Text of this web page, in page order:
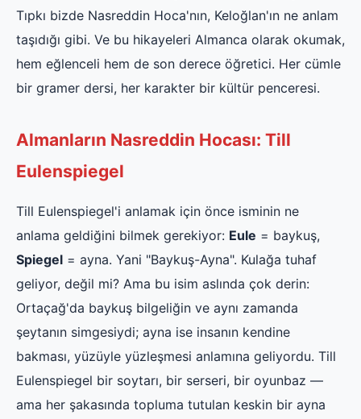
Tıpkı bizde Nasreddin Hoca'nın, Keloğlan'ın ne anlam
taşıdığı gibi. Ve bu hikayeleri Almanca olarak okumak,
hem eğlenceli hem de son derece öğretici. Her cümle
bir gramer dersi, her karakter bir kültür penceresi.
Almanların Nasreddin Hocası: Till
Eulenspiegel
Till Eulenspiegel'i anlamak için önce isminin ne
anlama geldiğini bilmek gerekiyor: Eule = baykuş,
Spiegel = ayna. Yani "Baykuş-Ayna". Kulağa tuhaf
geliyor, değil mi? Ama bu isim aslında çok derin:
Ortaçağ'da baykuş bilgeliğin ve aynı zamanda
şeytanın simgesiydi; ayna ise insanın kendine
bakması, yüzüyle yüzleşmesi anlamına geliyordu. Till
Eulenspiegel bir soytarı, bir serseri, bir oyunbaz —
ama her şakasında topluma tutulan keskin bir ayna